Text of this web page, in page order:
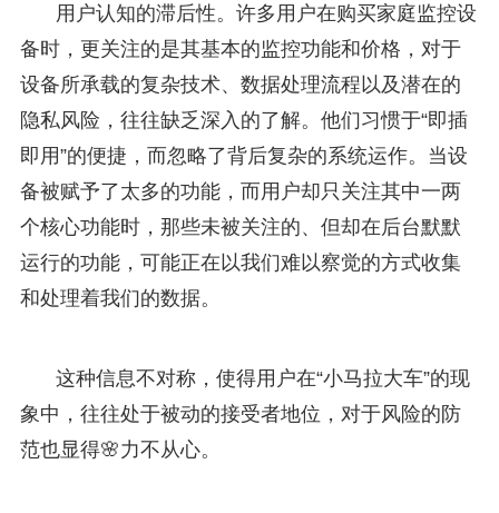
用户认知的滞后性。许多用户在购买家庭监控设
备时，更关注的是其基本的监控功能和价格，对于
设备所承载的复杂技术、数据处理流程以及潜在的
隐私风险，往往缺乏深入的了解。他们习惯于“即插
即用”的便捷，而忽略了背后复杂的系统运作。当设
备被赋予了太多的功能，而用户却只关注其中一两
个核心功能时，那些未被关注的、但却在后台默默
运行的功能，可能正在以我们难以察觉的方式收集
和处理着我们的数据。
这种信息不对称，使得用户在“小马拉大车”的现
象中，往往处于被动的接受者地位，对于风险的防
范也显得🌸力不从心。